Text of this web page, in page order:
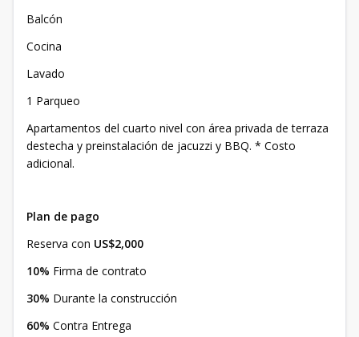
Balcón
Cocina
Lavado
1 Parqueo
Apartamentos del cuarto nivel con área privada de terraza
destecha y preinstalación de jacuzzi y BBQ. * Costo
adicional.
Plan de pago
Reserva con US$2,000
10% Firma de contrato
30% Durante la construcción
60% Contra Entrega